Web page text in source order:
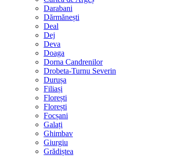
Darabani
Dărmănești
Deal
Dej
Deva
Doaga
Dorna Candrenilor
Drobeta-Turnu Severin
Durușa
Filiași
Florești
Florești
Focșani
Galați
Ghimbav
Giurgiu
Grădiștea